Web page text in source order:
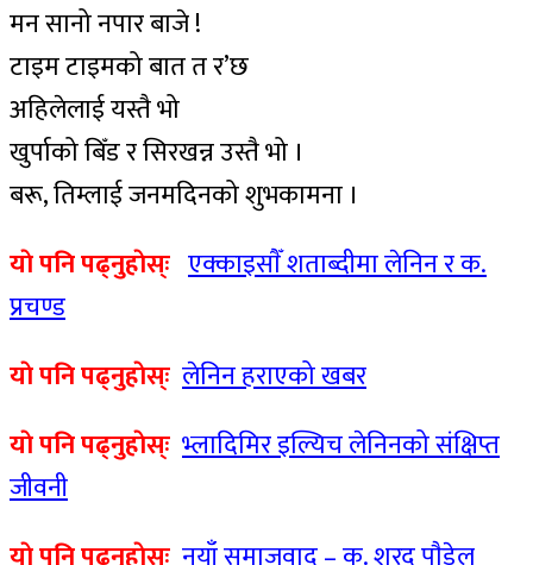
मन सानो नपार बाजे !
टाइम टाइमको बात त र’छ
अहिलेलाई यस्तै भो
खुर्पाको बिँड र सिरखन्न उस्तै भो ।
बरू, तिम्लाई जनमदिनको शुभकामना ।
याे पनि पढ्नुहाेस्ः एक्काइसाैँ शताब्दीमा लेनिन र क.
प्रचण्ड
याे पनि पढ्नुहाेस्ः लेनिन हराएको खबर
याे पनि पढ्नुहाेस्ः भ्लादिमिर इल्यिच लेनिनको संक्षिप्त
जीवनी